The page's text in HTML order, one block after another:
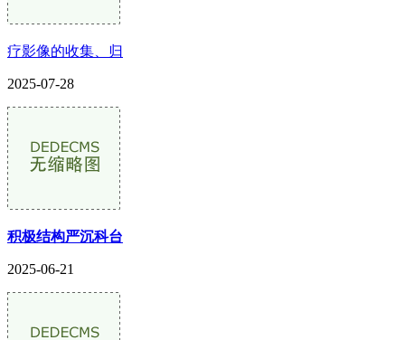
疗影像的收集、归
2025-07-28
积极结构严沉科台
2025-06-21